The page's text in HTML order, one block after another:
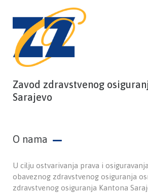
Zavod zdravstvenog
Sarajevo
O nama
U cilju ostvarivanja prava i
obaveznog zdravstvenog osiguranja
zdravstvenog osiguranja Kantona